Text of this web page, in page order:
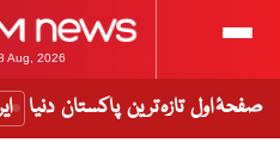
Aug, 2026
صفحۂ اول تازہ ترین پاکستان دنیا